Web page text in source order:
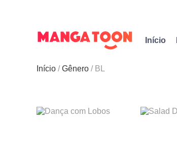
Início
Início Gênero BL